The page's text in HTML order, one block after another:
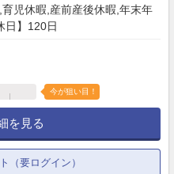
育児休暇,産前産後休暇,年末年
】120日
今が狙い目！
を見る
（要ログイン）